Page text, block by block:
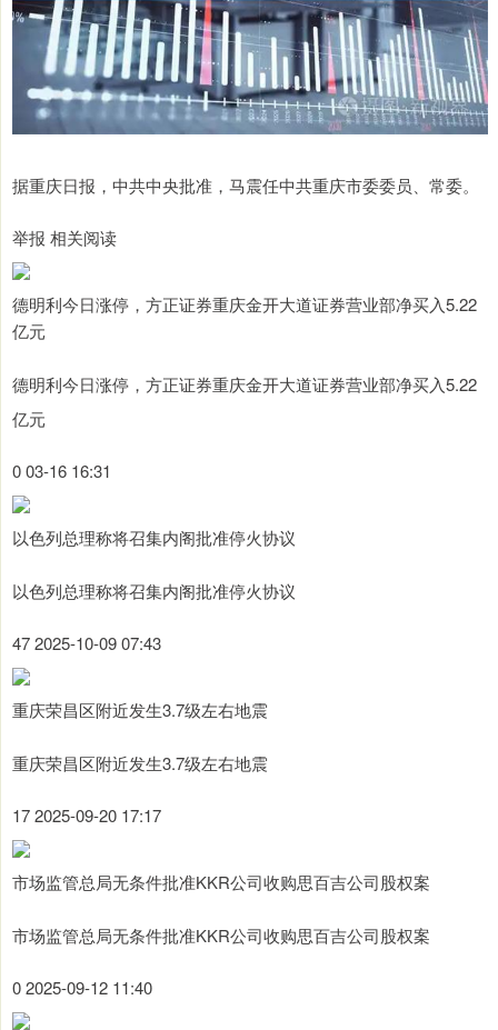
据重庆日报，中共中央批准，马震任中共重庆市委委员、常委。
举报 相关阅读
德明利今日涨停，方正证券重庆金开大道证券营业部净买入5.22
亿元
德明利今日涨停，方正证券重庆金开大道证券营业部净买入5.22
亿元
0 03-16 16:31
以色列总理称将召集内阁批准停火协议
以色列总理称将召集内阁批准停火协议
47 2025-10-09 07:43
重庆荣昌区附近发生3.7级左右地震
重庆荣昌区附近发生3.7级左右地震
17 2025-09-20 17:17
市场监管总局无条件批准KKR公司收购思百吉公司股权案
市场监管总局无条件批准KKR公司收购思百吉公司股权案
0 2025-09-12 11:40